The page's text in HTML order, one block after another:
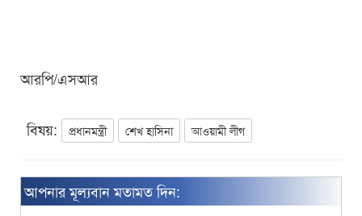
আরপি/এসআর
বিষয়: প্রধানমন্ত্রী শেখ হাসিনা আওয়ামী লীগ
আপনার মূল্যবান মতামত দিন: